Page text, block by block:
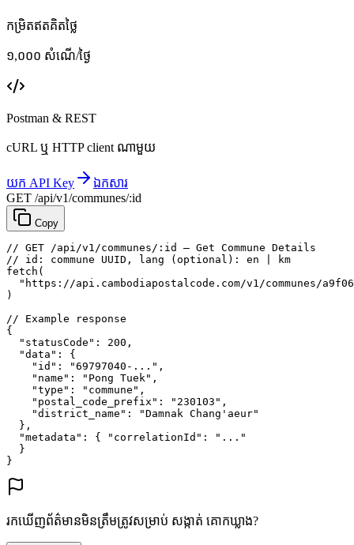
កម្រិតឥតគិតថ្លៃ
១,០០០ សំណើ/ថ្ងៃ
Postman & REST
cURL ឬ HTTP client ណាមួយ
យក API Key
ឯកសារ
GET /api/v1/communes/:id
Copy
// GET /api/v1/communes/:id — Get Commune Details
// id: commune UUID, lang (optional): en | km
fetch (
"https://api.cambodiapostalcode.com/v1/communes/
)
// Example response
{
"statusCode" : 200 ,
"data" : {
"id" : "69797040-..." ,
"name" : "Pong Tuek" ,
"type" : "commune" ,
"postal_code_prefix" : "230103" ,
"district_name" :
"Damnak Chang'aeur"
},
"metadata" : { "correlationId" :
"..."
}
}
រកឃើញព័ត៌មានមិនត្រឹមត្រូវសម្រាប់ សង្កាត់ គោកឃ្លាង?